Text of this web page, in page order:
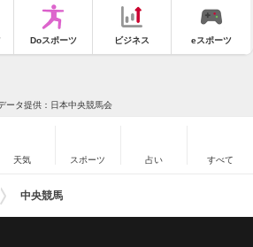
Doスポーツ ビジネス eスポーツ
ータ提供：日本中央競馬会
天気 スポーツ 占い すべて
中央競馬